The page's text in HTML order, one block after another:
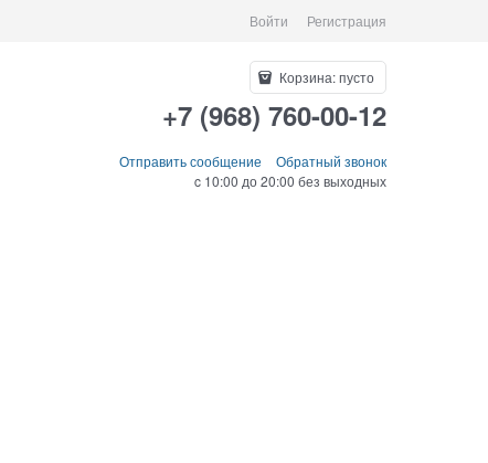
Войти Регистрация
Корзина:пусто
+7 (968) 760-00-12
Отправить сообщение
Обратный звонок
c 10:00 до 20:00 без выходных